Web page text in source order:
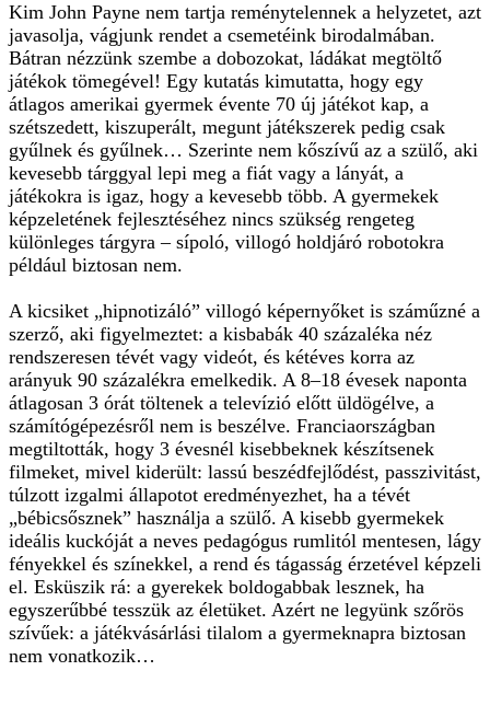
Kim John Payne nem tartja reménytelennek a helyzetet, azt
javasolja, vágjunk rendet a csemetéink birodalmában.
Bátran nézzünk szembe a dobozokat, ládákat megtöltő
játékok tömegével! Egy kutatás kimutatta, hogy egy
átlagos amerikai gyermek évente 70 új játékot kap, a
szétszedett, kiszuperált, megunt játékszerek pedig csak
gyűlnek és gyűlnek… Szerinte nem kőszívű az a szülő, aki
kevesebb tárggyal lepi meg a fiát vagy a lányát, a
játékokra is igaz, hogy a kevesebb több. A gyermekek
képzeletének fejlesztéséhez nincs szükség rengeteg
különleges tárgyra – sípoló, villogó holdjáró robotokra
például biztosan nem.
A kicsiket „hipnotizáló” villogó képernyőket is száműzné a
szerző, aki figyelmeztet: a kisbabák 40 százaléka néz
rendszeresen tévét vagy videót, és kétéves korra az
arányuk 90 százalékra emelkedik. A 8–18 évesek naponta
átlagosan 3 órát töltenek a televízió előtt üldögélve, a
számítógépezésről nem is beszélve. Franciaországban
megtiltották, hogy 3 évesnél kisebbeknek készítsenek
filmeket, mivel kiderült: lassú beszédfejlődést, passzivitást,
túlzott izgalmi állapotot eredményezhet, ha a tévét
„bébicsősznek” használja a szülő. A kisebb gyermekek
ideális kuckóját a neves pedagógus rumlitól mentesen, lágy
fényekkel és színekkel, a rend és tágasság érzetével képzeli
el. Esküszik rá: a gyerekek boldogabbak lesznek, ha
egyszerűbbé tesszük az életüket. Azért ne legyünk szőrös
szívűek: a játékvásárlási tilalom a gyermeknapra biztosan
nem vonatkozik…